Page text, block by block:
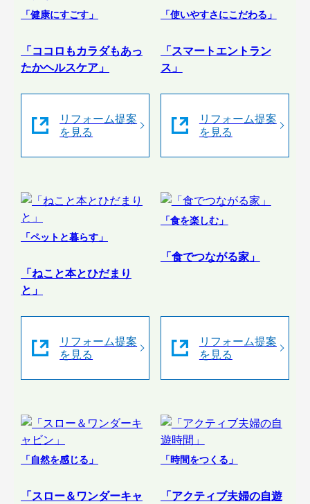
「健康にすごす」
「ココロもカラダもあっ
たかヘルスケア」
リフォーム提案
を見る
「使いやすさにこだわる」
「スマートエントラン
ス」
リフォーム提案
を見る
「ペットと暮らす」
「ねこと本とひだまり
と」
リフォーム提案
を見る
「食を楽しむ」
「食でつながる家」
リフォーム提案
を見る
「自然を感じる」
「スロー＆ワンダーキャ
「時間をつくる」
「アクティブ夫婦の自遊